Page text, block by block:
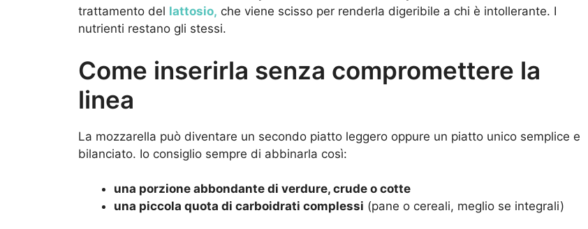
trattamento del lattosio, che viene scisso per renderla digeribile a chi è intollerante. I
nutrienti restano gli stessi.
Come inserirla senza compromettere la
linea
La mozzarella può diventare un secondo piatto leggero oppure un piatto unico semplice e
bilanciato. Io consiglio sempre di abbinarla così:
una porzione abbondante di verdure, crude o cotte
una piccola quota di carboidrati complessi (pane o cereali, meglio se integrali)